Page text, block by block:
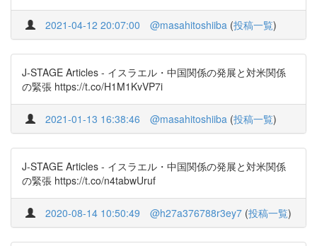
2021-04-12 20:07:00 @masahitoshiiba (投稿一覧)
J-STAGE Articles - イスラエル・中国関係の発展と対米関係
の緊張 https://t.co/H1M1KvVP7i
2021-01-13 16:38:46 @masahitoshiiba (投稿一覧)
J-STAGE Articles - イスラエル・中国関係の発展と対米関係
の緊張 https://t.co/n4tabwUruf
2020-08-14 10:50:49 @h27a376788r3ey7 (投稿一覧)